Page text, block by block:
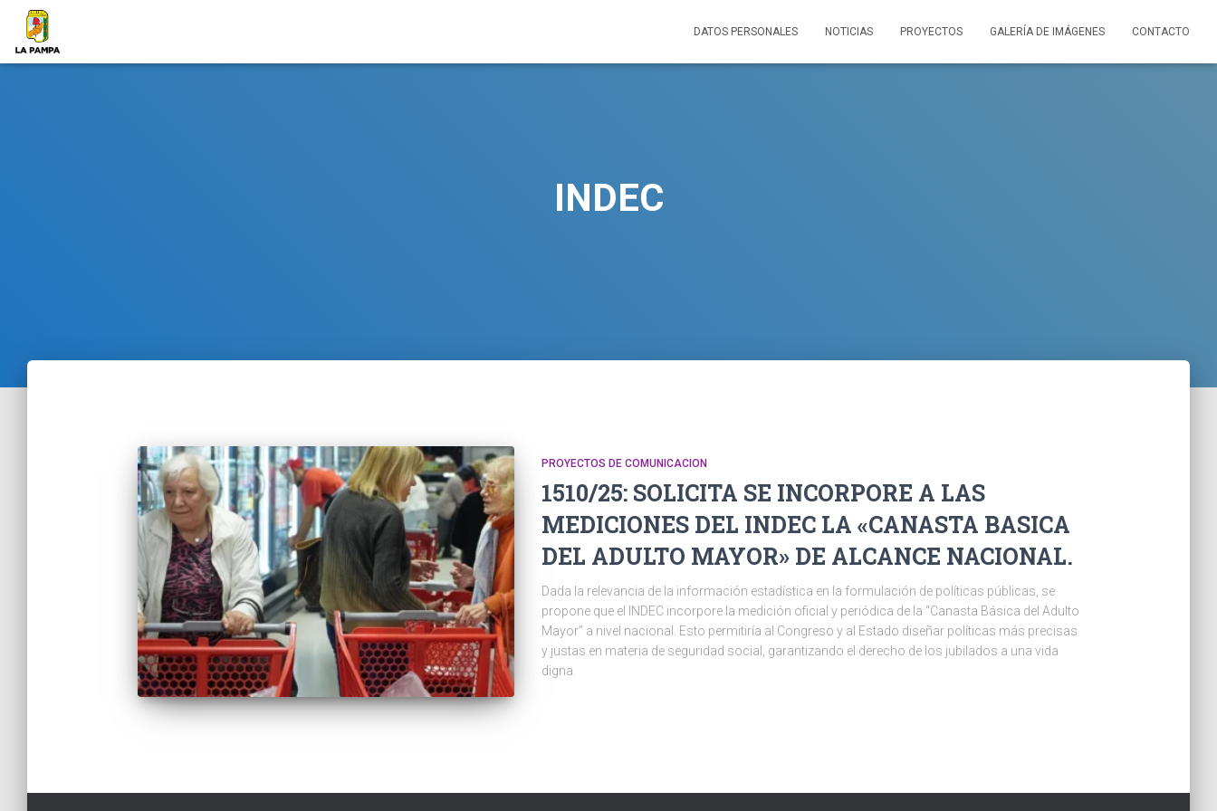
DATOS PERSONALES NOTICIAS PROYECTOS GALERÍA DE IMÁGENES CONTACTO
INDEC
PROYECTOS DE COMUNICACION
1510/25: SOLICITA SE INCORPORE A LAS
MEDICIONES DEL INDEC LA «CANASTA BASICA
DEL ADULTO MAYOR» DE ALCANCE NACIONAL.
Dada la relevancia de la información estadística en la formulación de políticas públicas, se
propone que el INDEC incorpore la medición oficial y periódica de la “Canasta Básica del Adulto
Mayor” a nivel nacional. Esto permitiría al Congreso y al Estado diseñar políticas más precisas
y justas en materia de seguridad social, garantizando el derecho de los jubilados a una vida
digna.